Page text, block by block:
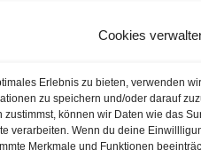
Cookies
Erlebnis zu bieten, verwenden
zu speichern und/oder darauf
zustimmst, können wir Daten wie das
verarbeiten. Wenn du deine
Merkmale und Funktionen
Schweitzer-Schule
Aydinüber das Fach